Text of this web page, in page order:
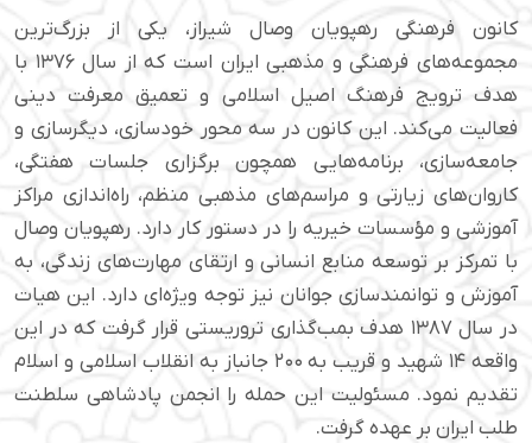
کانون فرهنگی رهپویان وصال شیراز، یکی از بزرگ‌ترین
مجموعه‌های فرهنگی و مذهبی ایران است که از سال ۱۳۷۶ با
هدف ترویج فرهنگ اصیل اسلامی و تعمیق معرفت دینی
فعالیت می‌کند. این کانون در سه محور خودسازی، دیگرسازی و
جامعه‌سازی، برنامه‌هایی همچون برگزاری جلسات هفتگی،
کاروان‌های زیارتی و مراسم‌های مذهبی منظم، راه‌اندازی مراکز
آموزشی و مؤسسات خیریه را در دستور کار دارد. رهپویان وصال
با تمرکز بر توسعه منابع انسانی و ارتقای مهارت‌های زندگی، به
آموزش و توانمندسازی جوانان نیز توجه ویژه‌ای دارد. این هیات
در سال ۱۳۸۷ هدف بمب‌گذاری تروریستی قرار گرفت که در این
واقعه ۱۴ شهید و قریب به ۲۰۰ جانباز به انقلاب اسلامی و اسلام
تقدیم نمود. مسئولیت این حمله را انجمن پادشاهی سلطنت
طلب ایران بر عهده گرفت.